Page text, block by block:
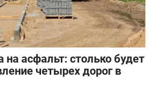
на асфальт: столько будет
четырех дорог в